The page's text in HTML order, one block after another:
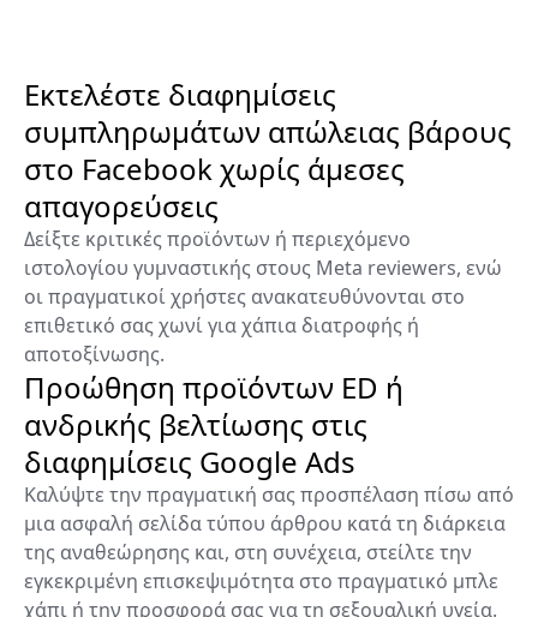
Εκτελέστε διαφημίσεις
συμπληρωμάτων απώλειας βάρους
στο Facebook χωρίς άμεσες
απαγορεύσεις
Δείξτε κριτικές προϊόντων ή περιεχόμενο
ιστολογίου γυμναστικής στους Meta reviewers, ενώ
οι πραγματικοί χρήστες ανακατευθύνονται στο
επιθετικό σας χωνί για χάπια διατροφής ή
αποτοξίνωσης.
Προώθηση προϊόντων ED ή
ανδρικής βελτίωσης στις
διαφημίσεις Google Ads
Καλύψτε την πραγματική σας προσπέλαση πίσω από
μια ασφαλή σελίδα τύπου άρθρου κατά τη διάρκεια
της αναθεώρησης και, στη συνέχεια, στείλτε την
εγκεκριμένη επισκεψιμότητα στο πραγματικό μπλε
χάπι ή την προσφορά σας για τη σεξουαλική υγεία.